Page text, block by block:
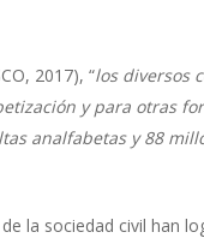
2017), “los diversos
y para otras
analfabetas y 88
la sociedad civil han